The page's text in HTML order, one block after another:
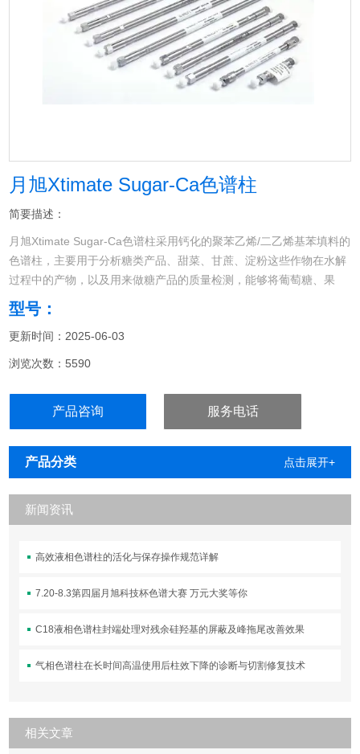
月旭Xtimate Sugar-Ca色谱柱
简要描述：
月旭Xtimate Sugar-Ca色谱柱采用钙化的聚苯乙烯/二乙烯基苯填料的
色谱柱，主要用于分析糖类产品、甜菜、甘蔗、淀粉这些作物在水解
过程中的产物，以及用来做糖产品的质量检测，能够将葡萄糖、果
糖、麦芽糖、麦芽多糖从典型的玉米糖浆中的高聚物中分离出来，也
可用于酒精的发酵过程中跟踪监控发酵糖的减少和酒精的产生。
型号：
更新时间：2025-06-03
浏览次数：5590
产品咨询 服务电话
产品分类 点击展开+
新闻资讯
高效液相色谱柱的活化与保存操作规范详解
7.20-8.3第四届月旭科技杯色谱大赛 万元大奖等你
C18液相色谱柱封端处理对残余硅羟基的屏蔽及峰拖尾改善效果
气相色谱柱在长时间高温使用后柱效下降的诊断与切割修复技术
相关文章